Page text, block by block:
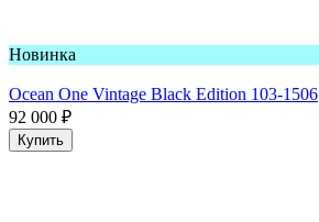
Новинка
Ocean One Vintage Black Edition 103-1506
92 000 ₽
Купить